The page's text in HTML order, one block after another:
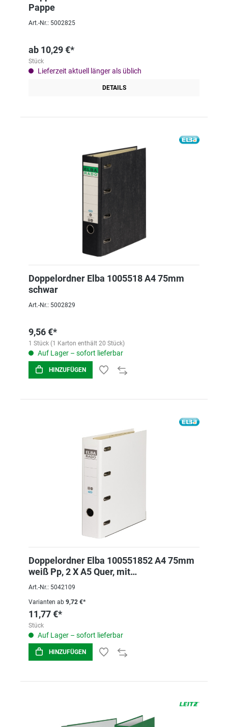
Pappe
Art.-Nr.: 5002825
ab 10,29 €*
Stück
Lieferzeit aktuell länger als üblich
DETAILS
Doppelordner Elba 1005518 A4 75mm
schwar
Art.-Nr.: 5002829
9,56 €*
1 Stück (1 Karton enthält 20 Stück)
Auf Lager – sofort lieferbar
HINZUFÜGEN
Doppelordner Elba 100551852 A4 75mm
weiß Pp, 2 X A5 Quer, mit
auswechselbarem Rs
Art.-Nr.: 5042109
Varianten ab 9,72 €*
11,77 €*
Stück
Auf Lager – sofort lieferbar
HINZUFÜGEN